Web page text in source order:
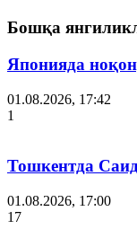
Бошқа
Японияда
01.08.2026, 17:42
1
Тошкентда
01.08.2026, 17:00
17